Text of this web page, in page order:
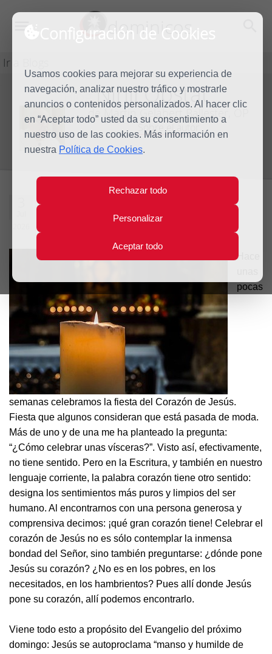
Configuración de Cookies
Usamos cookies para mejorar su experiencia de
navegación, analizar nuestro tráfico y mostrarle
anuncios o contenidos personalizados. Al hacer clic
en “Aceptar todo” usted da su consentimiento a
nuestro uso de las cookies. Más información en
nuestra Política de Cookies.
Rechazar todo
Personalizar
Aceptar todo
dominicos
Ir a Blogs
BlogNihil Obstat
de Martín Gelabert Ballester, OP
Sobre el autor
Manso de corazón
Hace
pocas
semanas celebramos la fiesta del Corazón de Jesús.
Fiesta que algunos consideran que está pasada de moda.
Más de uno y de una me ha planteado la pregunta:
“¿Cómo celebrar unas vísceras?”. Visto así, efectivamente,
no tiene sentido. Pero en la Escritura, y también en nuestro
lenguaje corriente, la palabra corazón tiene otro sentido:
designa los sentimientos más puros y limpios del ser
humano. Al encontrarnos con una persona generosa y
comprensiva decimos: ¡qué gran corazón tiene! Celebrar el
corazón de Jesús no es sólo contemplar la inmensa
bondad del Señor, sino también preguntarse: ¿dónde pone
Jesús su corazón? ¿No es en los pobres, en los
necesitados, en los hambrientos? Pues allí donde Jesús
pone su corazón, allí podemos encontrarlo.
Viene todo esto a propósito del Evangelio del próximo
domingo: Jesús se autoproclama “manso y humilde de